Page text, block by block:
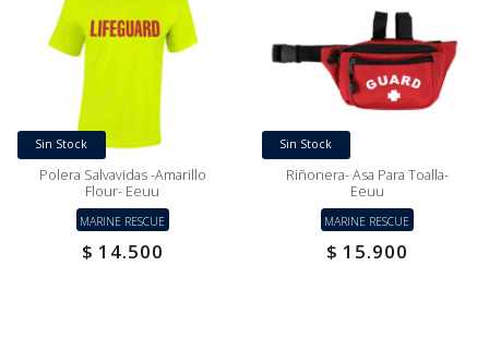
Sin Stock
Polera Salvavidas -amarillo
Flour- Eeuu
MARINE RESCUE
$ 14.500
Sin Stock
Riñonera- Asa Para Toalla-
Eeuu
MARINE RESCUE
$ 15.900